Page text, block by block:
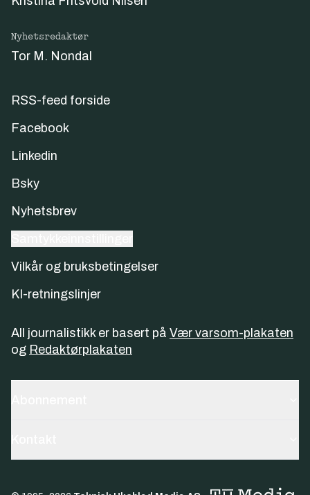
Nyhetsredaktør
Tor M. Nondal
RSS-feed forside
Facebook
Linkedin
Bsky
Nyhetsbrev
Vilkår og bruksbetingelser
KI-retningslinjer
All journalistikk er basert på Vær varsom-plakaten
og Redaktørplakaten